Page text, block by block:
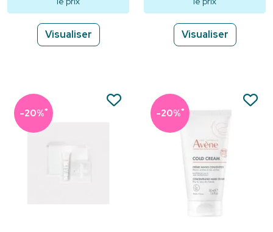
Visualiser Visualiser
-20%* -20%*